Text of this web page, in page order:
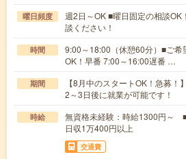
曜日頻度
週2日～OK ■曜日固定の相談OK
談ください！
時間
9:00～18:00（休憩60分）■ご希
OK！早番 7:00～16:00遅番 …
期間
【8月中のスタートOK！急募
2～3日後に就業が可能です！
時給
無資格未経験：時給1300円
日収1万400円以上
交通費